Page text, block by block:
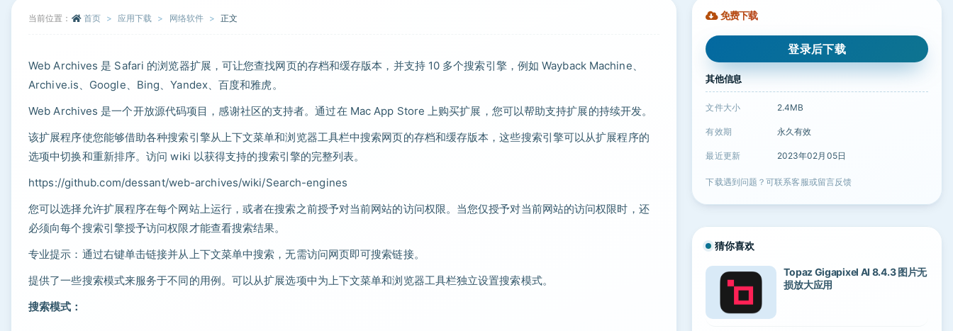
当前位置： 首页 应用下载 网络软件 正文
Web Archives 是 Safari 的浏览器扩展，可让您查找网页的存档和缓存版本，并支持 10 多个搜索引擎，例如 Wayback Machine、
Archive․is、Google、Bing、Yandex、百度和雅虎。
Web Archives 是一个开放源代码项目，感谢社区的支持者。通过在 Mac App Store 上购买扩展，您可以帮助支持扩展的持续开发。
该扩展程序使您能够借助各种搜索引擎从上下文菜单和浏览器工具栏中搜索网页的存档和缓存版本，这些搜索引擎可以从扩展程序的
选项中切换和重新排序。访问 wiki 以获得支持的搜索引擎的完整列表。
https://github.com/dessant/web-archives/wiki/Search-engines
您可以选择允许扩展程序在每个网站上运行，或者在搜索之前授予对当前网站的访问权限。当您仅授予对当前网站的访问权限时，还
必须向每个搜索引擎授予访问权限才能查看搜索结果。
专业提示：通过右键单击链接并从上下文菜单中搜索，无需访问网页即可搜索链接。
提供了一些搜索模式来服务于不同的用例。可以从扩展选项中为上下文菜单和浏览器工具栏独立设置搜索模式。
搜索模式：
免费下载
登录后下载
其他信息
文件大小 2.4MB
有效期 永久有效
最近更新 2023年02月05日
下载遇到问题？可联系客服或留言反馈
猜你喜欢
Topaz Gigapixel AI 8.4.3 图片无
损放大应用